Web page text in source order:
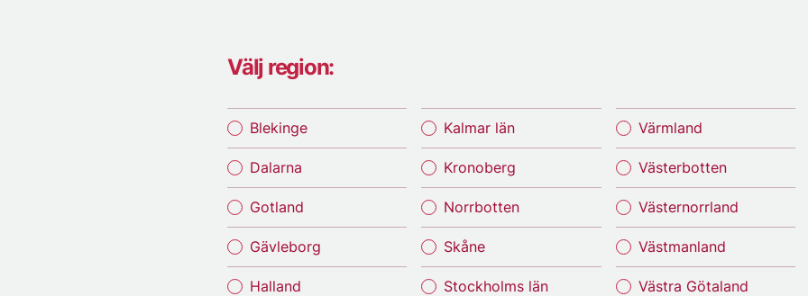
Välj region:
Blekinge
Dalarna
Gotland
Gävleborg
Halland
Kalmar län
Kronoberg
Norrbotten
Skåne
Stockholms län
Värmland
Västerbotten
Västernorrland
Västmanland
Västra Götaland